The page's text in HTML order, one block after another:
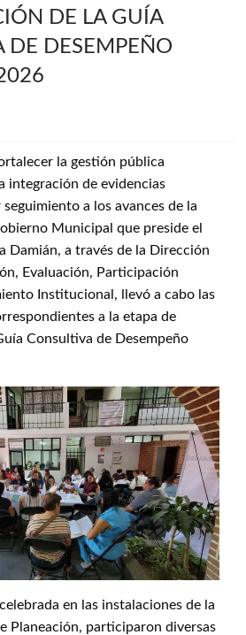
DE LA GUÍA
DE DESEMPEÑO
la gestión pública
integración de evidencias
a los avances de la
Municipal que preside el
Damián, a través de la Dirección
Evaluación, Participación
Institucional, llevó a cabo las
a la etapa de
Consultiva de Desempeño
en las instalaciones de la
Planeación, participaron diversas